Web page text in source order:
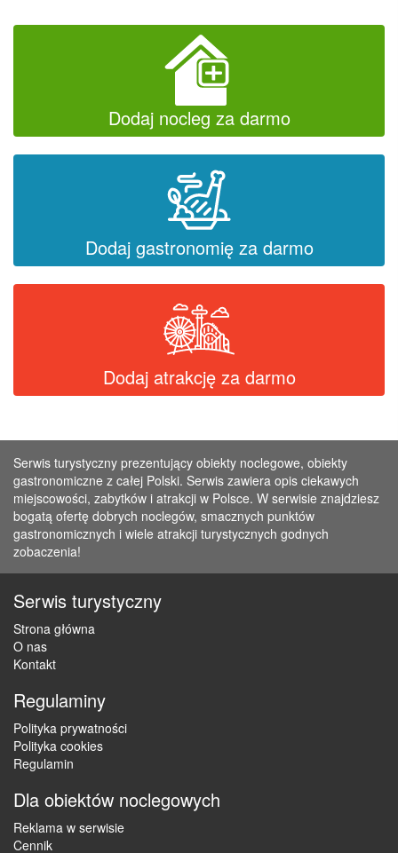
Dodaj nocleg za darmo
Dodaj gastronomię za darmo
Dodaj atrakcję za darmo
Serwis turystyczny prezentujący obiekty noclegowe, obiekty
gastronomiczne z całej Polski. Serwis zawiera opis ciekawych
miejscowości, zabytków i atrakcji w Polsce. W serwisie znajdziesz
bogatą ofertę dobrych noclegów, smacznych punktów
gastronomicznych i wiele atrakcji turystycznych godnych
zobaczenia!
Serwis turystyczny
Strona główna
O nas
Kontakt
Regulaminy
Polityka prywatności
Polityka cookies
Regulamin
Dla obiektów noclegowych
Reklama w serwisie
Cennik